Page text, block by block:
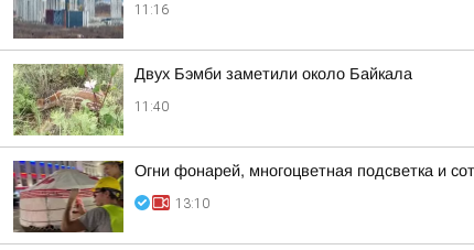
11:16
Двух Бэмби заметили около Байкала
11:40
Огни фонарей, многоцветная подсветка и
13:10